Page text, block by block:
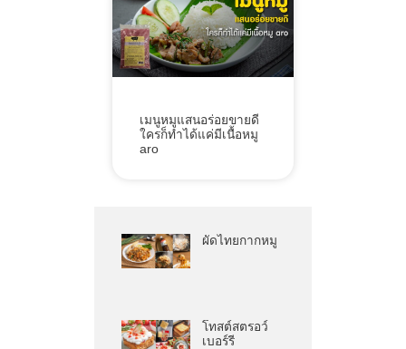
เมนูหมูแสนอร่อยขายดี
ใครก็ทำได้แค่มีเนื้อหมู
aro
ผัดไทยกากหมู
โทสต์สตรอว์
เบอร์รี